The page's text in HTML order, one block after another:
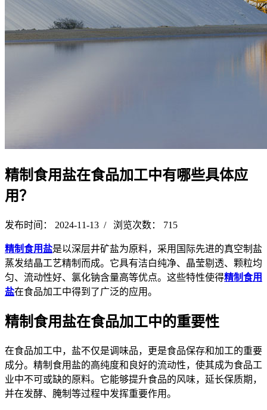
精制食用盐在食品加工中有哪些具体应
用？
发布时间： 2024-11-13 / 浏览次数： 715
精制食用盐是以深层井矿盐为原料，采用国际先进的真空制盐
蒸发结晶工艺精制而成。它具有洁白纯净、晶莹剔透、颗粒均
匀、流动性好、氯化钠含量高等优点。这些特性使得精制食用
盐在食品加工中得到了广泛的应用。
精制食用盐在食品加工中的重要性
在食品加工中，盐不仅是调味品，更是食品保存和加工的重要
成分。精制食用盐的高纯度和良好的流动性，使其成为食品工
业中不可或缺的原料。它能够提升食品的风味，延长保质期，
并在发酵、腌制等过程中发挥重要作用。